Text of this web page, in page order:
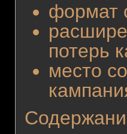
формат
потерь
место